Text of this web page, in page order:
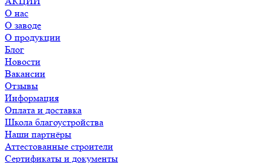
О нас
О заводе
О продукции
Блог
Новости
Вакансии
Отзывы
Информация
Оплата и доставка
Школа благоустройства
Наши партнёры
Аттестованные строители
Сертификаты и документы